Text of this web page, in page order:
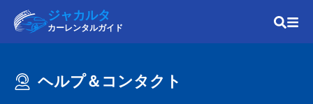
ジャカルタ
カーレンタルガイド
ヘルプ＆コンタクト